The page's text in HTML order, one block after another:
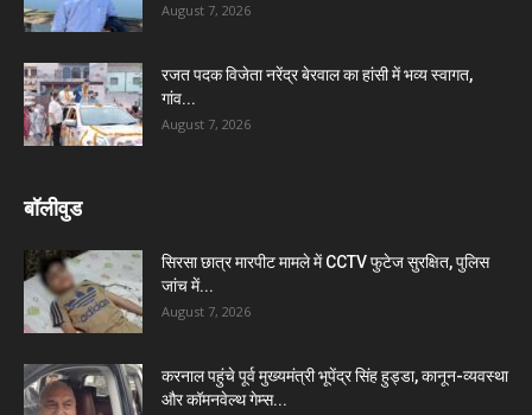
August 7, 2026
रजत पदक विजेता नरेंद्र बेरवाल का हांसी में भव्य स्वागत,
गांव...
August 7, 2026
बॉलीवुड
सिरसा छात्र मारपीट मामले में CCTV फुटेज सुरक्षित, पुलिस
जांच में...
August 7, 2026
करनाल पहुंचे पूर्व मुख्यमंत्री भूपेंद्र सिंह हुड्डा, कानून-व्यवस्था
और कॉमनवेल्थ गेम्स...